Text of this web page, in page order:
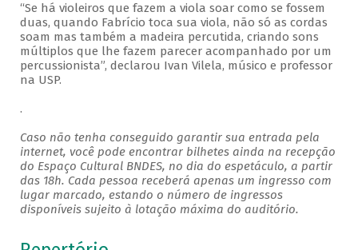
“Se há violeiros que fazem a viola soar como se fossem
duas, quando Fabrício toca sua viola, não só as cordas
soam mas também a madeira percutida, criando sons
múltiplos que lhe fazem parecer acompanhado por um
percussionista”, declarou Ivan Vilela, músico e professor
na USP.
.
Caso não tenha conseguido garantir sua entrada pela
internet, você pode encontrar bilhetes ainda na recepção
do Espaço Cultural BNDES, no dia do espetáculo, a partir
das 18h. Cada pessoa receberá apenas um ingresso com
lugar marcado, estando o número de ingressos
disponíveis sujeito à lotação máxima do auditório.